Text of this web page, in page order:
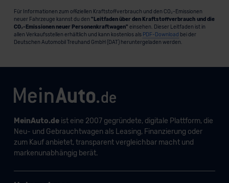
Für Informationen zum offiziellen Kraftstoffverbrauch und den CO₂-Emissionen
neuer Fahrzeuge kannst du den "Leitfaden über den Kraftstoffverbrauch und die
CO₂-Emissionen neuer Personenkraftwagen" einsehen. Dieser Leitfaden ist in
allen Verkaufsstellen erhältlich und kann kostenlos als PDF-Download bei der
Deutschen Automobil Treuhand GmbH (DAT) heruntergeladen werden.
MeinAuto.deist eine 2007 gegründete, digitale Plattform, die
Neu- und Gebrauchtwagen als Leasing, Finanzierung oder
zum Kauf anbietet, transparent vergleichbar macht und
markenunabhängig berät.